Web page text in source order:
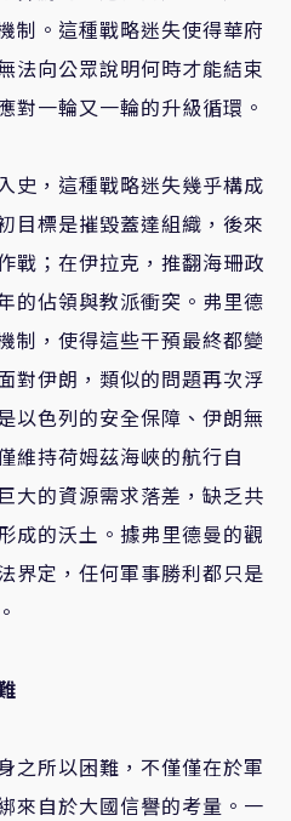
制。這種戰略迷失使得華府
法向公眾說明何時才能結束
對一輪又一輪的升級循環。
史，這種戰略迷失幾乎構成
目標是摧毀蓋達組織，後來
戰；在伊拉克，推翻海珊政
的佔領與教派衝突。弗里德
制，使得這些干預最終都變
對伊朗，類似的問題再次浮
以色列的安全保障、伊朗無
維持荷姆茲海峽的航行自
大的資源需求落差，缺乏共
成的沃土。據弗里德曼的觀
界定，任何軍事勝利都只是
之所以困難，不僅僅在於軍
來自於大國信譽的考量。一